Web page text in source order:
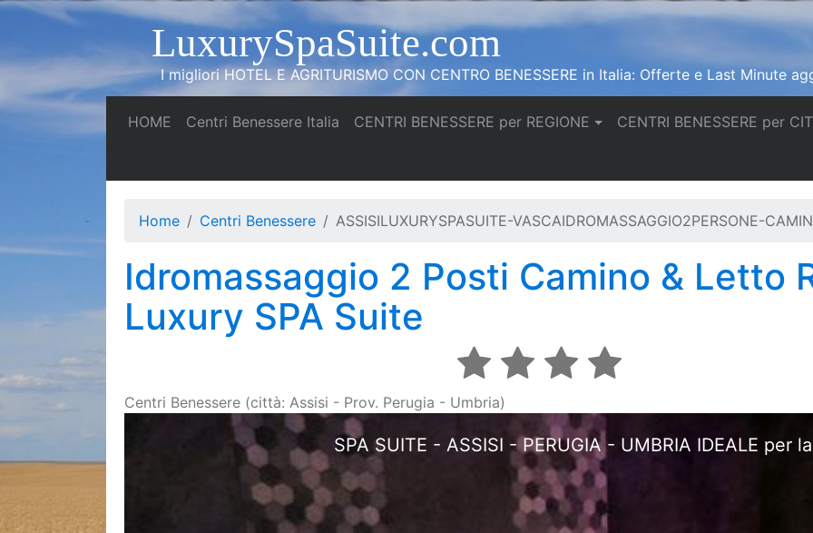
LuxurySpaSuite.com
I migliori HOTEL E AGRITURISMO CON CENTRO BENESSERE in Italia: Offerte e Last Minute
HOME (current)
Centri Benessere Italia (current)
CENTRI BENESSERE per REGIONE CENTRI BENESSERE per
Home Centri Benessere ASSISILUXURYSPASUITE-VASCAIDROMASSAGGIO2PERSONE-
Idromassaggio 2 Posti Camino & Letto
Luxury SPA Suite
Centri Benessere (città: Assisi - Prov. Perugia - Umbria)
Vasca Idromassaggio 2 posti in Camera - Umbria IDEALE